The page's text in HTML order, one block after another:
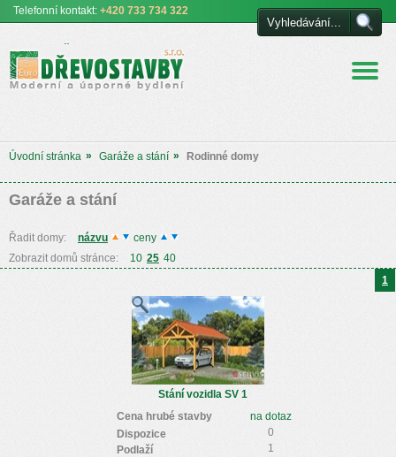
Euro DŘEVOSTAVBY
s.r.o. úsporné a moderní
bydlení
Telefonní kontakt: +420 733 734 322
Úvodní stránka » Garáže a stání » Rodinné domy
Garáže a stání
Řadit domy: názvu
ceny
Zobrazit domů stránce:
10 25 40
1
Stání vozidla SV 1
na dotaz
Cena hrubé stavby
0
Dispozice
1
Podlaží